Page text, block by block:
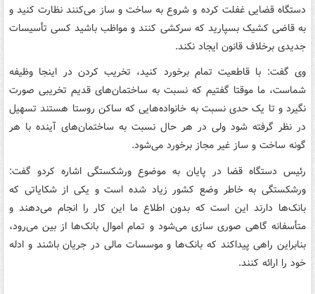
دستگاه قضایی غفلت کرده و شروع به ساخت و ساز می‌کنند نظارت کنید و
به قاضی کشیک بسپارید که سرکشی کنند و مواظب باشید کسی تأسیسات
جدیدی برخلاف قانون ایجاد نکند.
وی گفت: با قاطعیت تمام برخورد کنید، تخریب کردن در اینجا وظیفه
شماست، ما موقتا گفتیم که نسبت به ساختمان‌های قدیم تخریبی صورت
نگیرد و تا یک حدی نسبت به خانواده‌هایی که ساکن روستا هستند تسهیل
در نظر گرفته شود ولی در هر حال نسبت به ساختمان‌های آینده با هر
گونه ساخت و ساز غیر مجاز برخورد می‌شود.
رئیس دستگاه قضا در پایان به موضوع ورشکستگی اشاره کردو گفت:
ورشکستگی به خاطر وضع کشور زیاد شده است و یکی از شکایاتی که
بانک‌ها دارند این است که بدون اطلاع ما این کار را انجام می‌دهند و
متأسفانه گاهی صوری سازی می‌شود و تمام اموال بانک‌ها از بین می‌رود،
بنابراین راهی پیداکند که بانک‌ها و موسسات مالی در جریان باشند و ادله
خود را ارائه کنند.